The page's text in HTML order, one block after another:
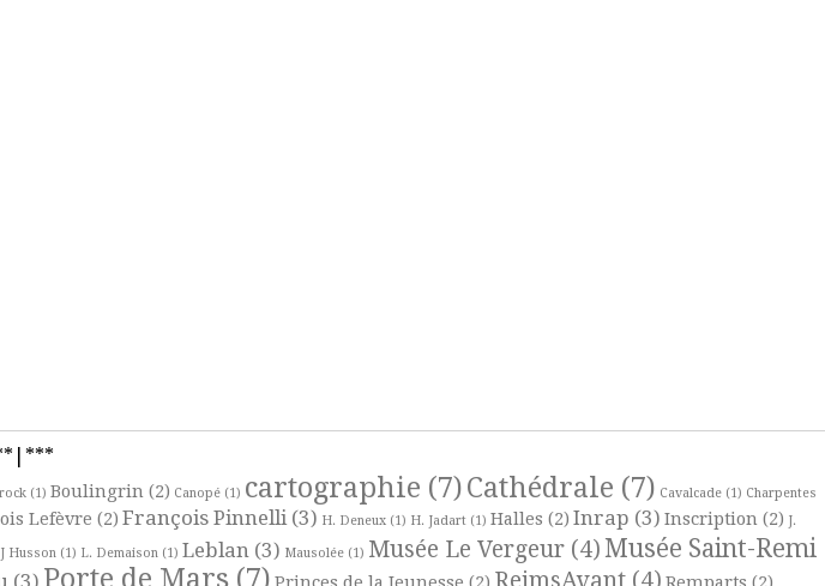
(1) Boulingrin(2) Canopé(1) cartographie (7)Cathédrale (7) Cavalcade(1) Charpentes
Lefèvre (2) François Pinnelli(3) H. Deneux(1) H. Jadart(1) Halles (2) Inrap (3) Inscription(2) J.
Husson (1) L. Demaison (1) Leblan (3) Mausolée (1) Musée Le Vergeur (4) Musée Saint-Remi
Porte de Mars(7)